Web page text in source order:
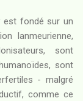
est fondé sur un
lanmeurienne,
sont
sont
- malgré
comme ce